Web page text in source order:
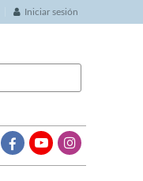
Iniciar sesión